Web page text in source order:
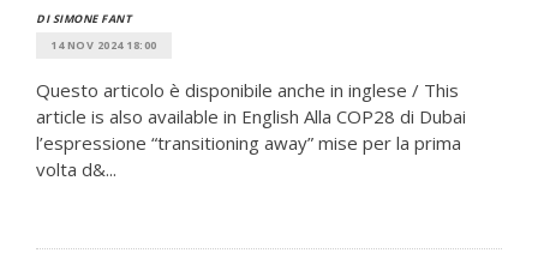
DI SIMONE FANT
14 NOV 2024 18:00
Questo articolo è disponibile anche in inglese / This
article is also available in English Alla COP28 di Dubai
l’espressione “transitioning away” mise per la prima
volta d&...